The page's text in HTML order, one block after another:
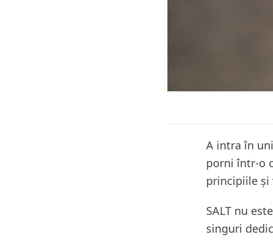
A intra în
porni într-o
principiile și
SALT nu
singuri